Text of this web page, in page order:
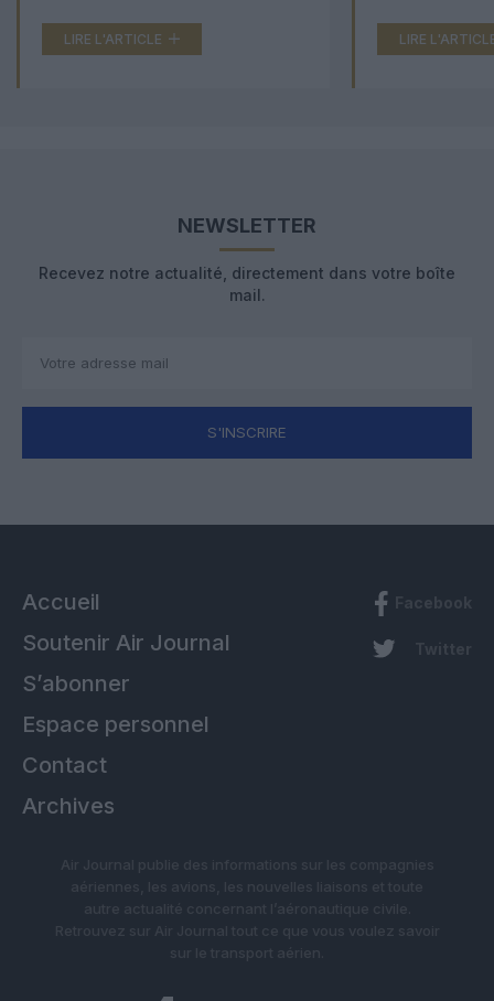
LIRE L'ARTICLE LIRE
NEWSLETTER
Recevez notre actualité, directement dans votre boîte
mail.
S'INSCRIRE
Accueil
Soutenir Air Journal
S’abonner
Espace personnel
Contact
Archives